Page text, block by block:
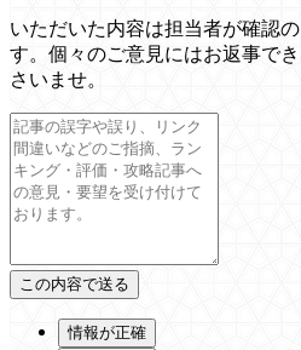
いただいた内容は担当者が確認
す。個々のご意見にはお返事で
さいませ。
情報が正確